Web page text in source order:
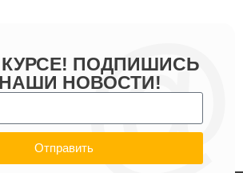
КУРСЕ! ПОДПИШИСЬ
НОВОСТИ!
Отправить